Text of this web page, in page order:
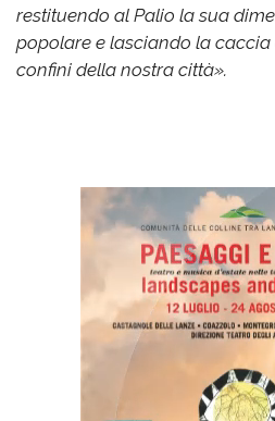
restituendo al Palio la sua
popolare e lasciando la
confini della nostra città».